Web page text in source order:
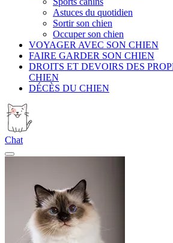
Astuces du quotidien
Sortir son chien
Occuper son chien
VOYAGER AVEC SON CHIEN
FAIRE GARDER SON CHIEN
DROITS ET DEVOIRS DES
CHIEN
DÉCÈS DU CHIEN
Chat